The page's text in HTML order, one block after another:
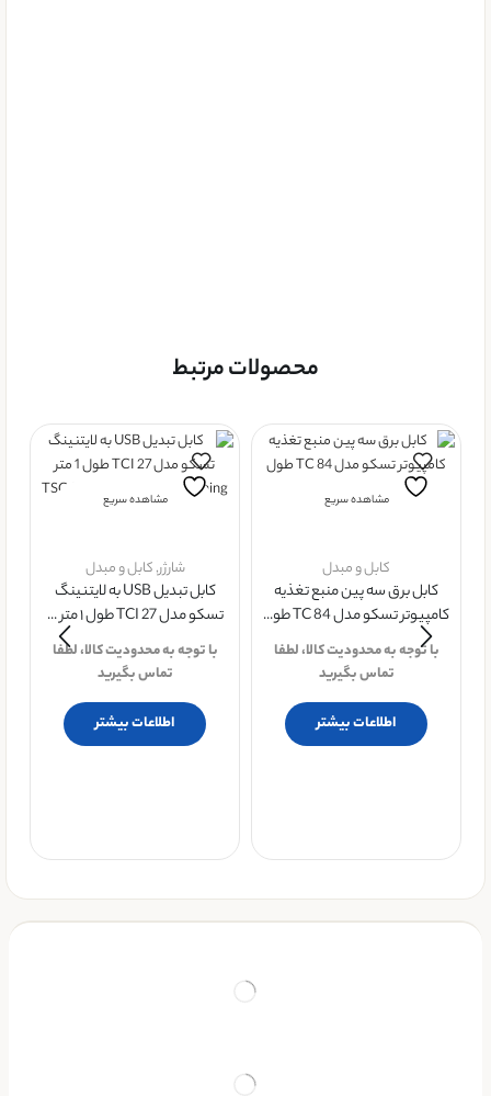
محصولات مرتبط
مشاهده سریع
کابل و مبدل
کابل برق سه پین منبع تغذیه
کامپیوتر تسکو مدل TC 84 طو...
با توجه به محدودیت کالا، لطفا
تماس بگیرید
اطلاعات بیشتر
مشاهده سریع
شارژر,کابل و مبدل
کابل تبدیل USB به لایتنینگ
تسکو مدل TCI 27 طول ۱ متر ...
با توجه به محدودیت کالا، لطفا
تماس بگیرید
اطلاعات بیشتر